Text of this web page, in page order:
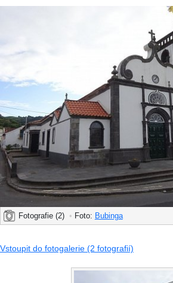
Fotografie (2) • Foto: Bubinga
Vstoupit do fotogalerie (2 fotografií)